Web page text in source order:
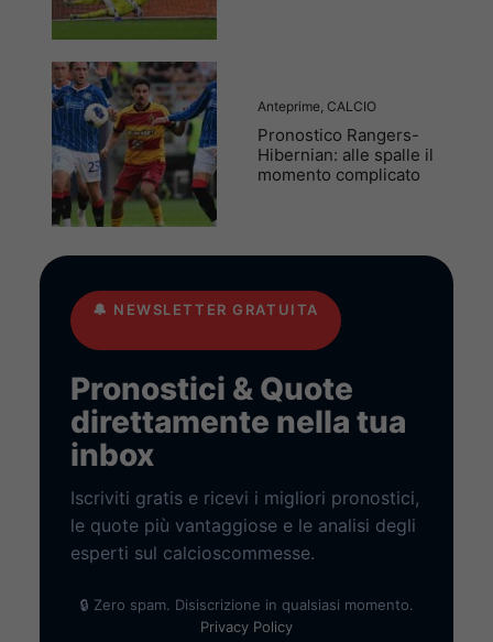
Anteprime, CALCIO
Pronostico Rangers-
Hibernian: alle spalle il
momento complicato
🔔 NEWSLETTER GRATUITA
Pronostici & Quote
direttamente nella tua
inbox
Iscriviti gratis e ricevi i migliori pronostici,
le quote più vantaggiose e le analisi degli
esperti sul calcioscommesse.
🔒 Zero spam. Disiscrizione in qualsiasi momento.
Privacy Policy